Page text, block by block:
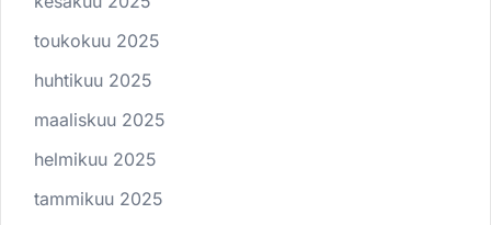
toukokuu 2025
huhtikuu 2025
maaliskuu 2025
helmikuu 2025
tammikuu 2025